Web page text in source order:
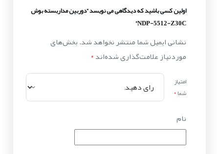
اولین کسی باشید که دیدگاهی می نویسد “دوربین مداربسته بوش
NDP-5512-Z30C”
نشانی ایمیل شما منتشر نخواهد شد.بخش‌های
موردنیاز علامت‌گذاری شده‌اند*
امتیاز
شما*
نام